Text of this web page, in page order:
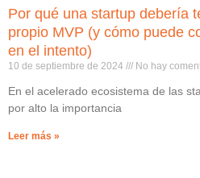
Por qué una startup debería
propio MVP (y cómo puede
en el intento)
10 de septiembre de 2024 No hay
En el acelerado ecosistema de las
por alto la importancia
Leer más »